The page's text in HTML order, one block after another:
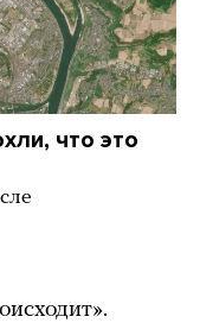
что это